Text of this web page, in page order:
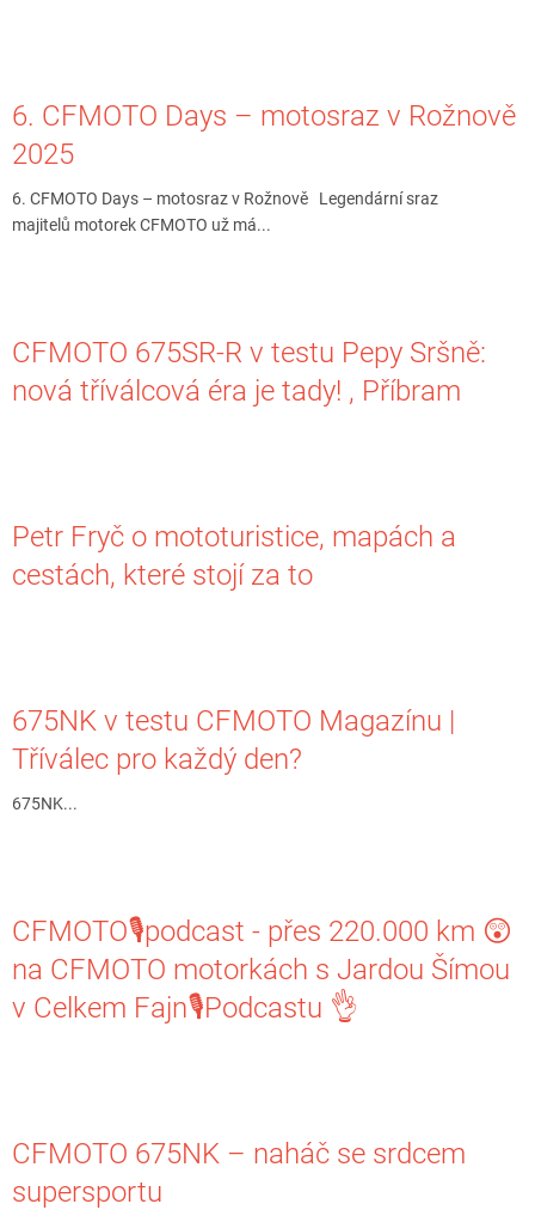
6. CFMOTO Days – motosraz v Rožnově
2025
6. CFMOTO Days – motosraz v Rožnově Legendární sraz
majitelů motorek CFMOTO už má...
CFMOTO 675SR-R v testu Pepy Sršně:
nová tříválcová éra je tady! , Příbram
Petr Fryč o mototuristice, mapách a
cestách, které stojí za to
675NK v testu CFMOTO Magazínu |
Tříválec pro každý den?
675NK...
CFMOTO🎙️podcast - přes 220.000 km 😲
na CFMOTO motorkách s Jardou Šímou
v Celkem Fajn🎙️Podcastu 👌
CFMOTO 675NK – naháč se srdcem
supersportu